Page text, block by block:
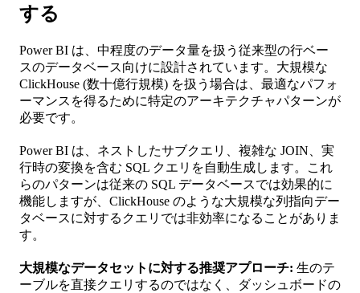
する
Power BI は、中程度のデータ量を扱う従来型の行ベー
スのデータベース向けに設計されています。大規模な
ClickHouse (数十億行規模) を扱う場合は、最適なパフォ
ーマンスを得るために特定のアーキテクチャパターンが
必要です。
Power BI は、ネストしたサブクエリ、複雑な JOIN、実
行時の変換を含む SQL クエリを自動生成します。これ
らのパターンは従来の SQL データベースでは効果的に
機能しますが、ClickHouse のような大規模な列指向デー
タベースに対するクエリでは非効率になることがありま
す。
大規模なデータセットに対する推奨アプローチ: 生のテ
ーブルを直接クエリするのではなく、ダッシュボードの